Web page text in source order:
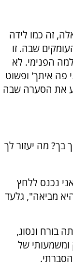
זה כמו לידה
שבה. זו
הפנימי. לא
פה איתך' ופשוט
את הסערה שבה
בך? מה יעזור לך
נכנס ללחץ
מביאה", גלעד
בורח ונסוג,
ומשמעותי של